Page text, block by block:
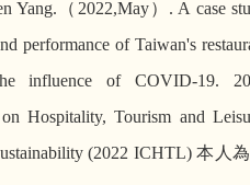
Yang. （ 2022,May） . A case
performance of Taiwan's
influence of COVID-19.
Hospitality, Tourism and
(2022 ICHTL)本人